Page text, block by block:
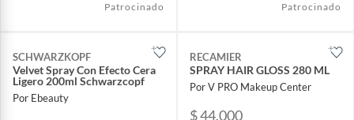
Patrocinado Patrocinado
SCHWARZKOPF
Velvet Spray Con Efecto Cera
Ligero 200ml Schwarzcopf
Por Ebeauty
RECAMIER
SPRAY HAIR GLOSS 280 ML
Por V PRO Makeup Center
$ 44.000